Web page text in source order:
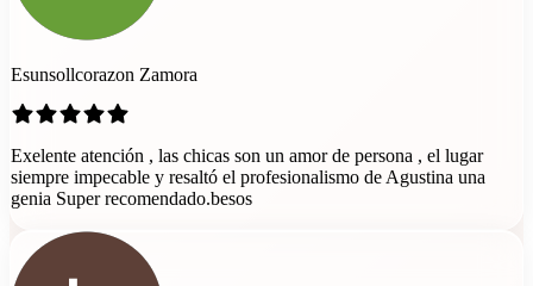
Esunsollcorazon Zamora
Exelente atención , las chicas son un amor de persona , el lugar
siempre impecable y resaltó el profesionalismo de Agustina una
genia Super recomendado.besos